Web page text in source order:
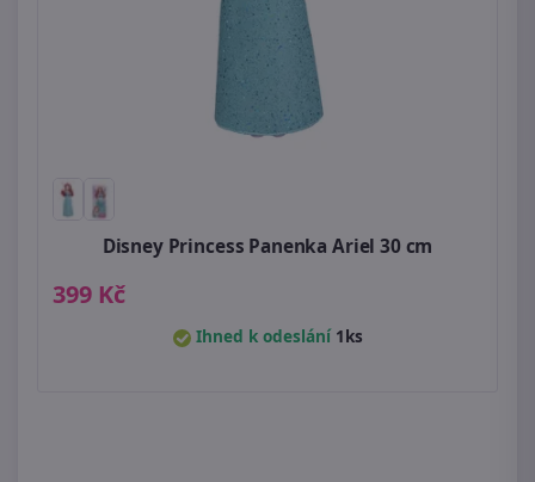
Disney Princess Panenka Ariel 30 cm
399 Kč
Ihned k odeslání 1ks